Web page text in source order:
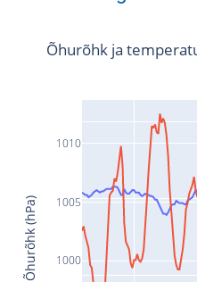
1000
1005
1010
Õhurõhk ja
Õhurõhk (hPa)